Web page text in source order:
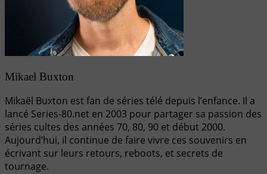
Mikael Buxton
Mikaël Buxton est fan de séries télé depuis l’enfance. Il a
lancé Series-80.net en 2003 pour partager sa passion des
séries cultes des années 70, 80, 90 et début 2000.
Aujourd’hui, il continue de faire vivre ces souvenirs en
écrivant sur leurs retours, reboots, et secrets de
tournage.